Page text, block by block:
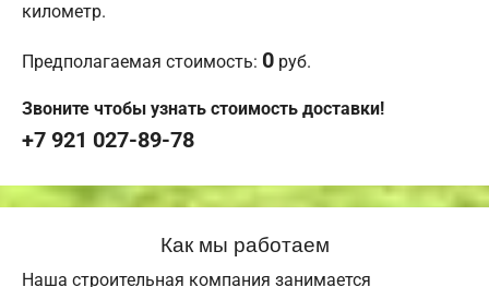
километр.
Предполагаемая стоимость: 0 руб.
Звоните чтобы узнать стоимость доставки!
+7 921 027-89-78
Как мы работаем
Наша строительная компания занимается